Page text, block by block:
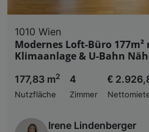
1010 Wien
Modernes Loft-Büro 177m²
Klimaanlage & U-Bahn
177,83 m2
Nutzfläche
4
Zimmer
€
Irene Lindenberger